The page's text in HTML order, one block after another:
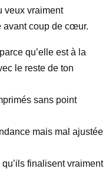
veux vraiment
avant coup de cœur.
qu’elle est à la
le reste de ton
sans point
mais mal ajustée
finalisent vraiment